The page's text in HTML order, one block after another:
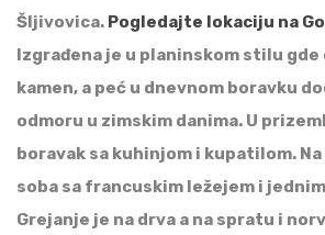
Šljivovica. Pogledajte lokaciju na
Izgrađena je u planinskom stilu
kamen, a peć u dnevnom boravku
odmoru u zimskim danima. U
boravak sa kuhinjom i kupatilom.
soba sa francuskim ležejem i
Grejanje je na drva a na spratu i